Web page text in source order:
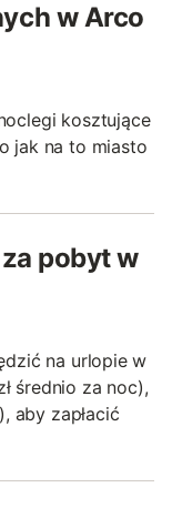
w Arco
kosztujące
jak na to miasto
pobyt w
na urlopie w
średnio za noc),
aby zapłacić